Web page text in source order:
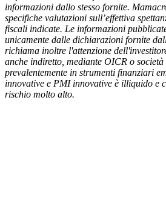
informazioni dallo stesso fornite.
specifiche valutazioni sull’effettiva
fiscali indicate. Le informazioni
unicamente dalle dichiarazioni fornite
richiama inoltre l'attenzione
anche indiretto, mediante OICR o società
prevalentemente in strumenti finanziari
innovative e PMI innovative è illiquido e
rischio molto alto.